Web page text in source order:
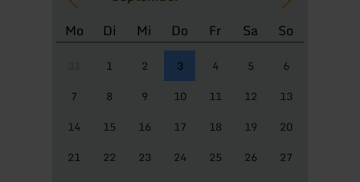
Mo Di Mi Do Fr Sa So
1 2 3 4 5
6
7
8 9 10 11 12
13
14
15 16 17 18 19
20
21
22 23 24 25 26
27